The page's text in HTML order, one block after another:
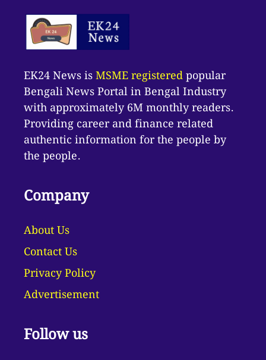
EK24 News isMSME registeredpopular
Bengali News Portal in Bengal Industry
with approximately 6M monthly readers.
Providing career and finance related
authentic information for the people by
the people.
Company
About Us
Contact Us
Privacy Policy
Advertisement
Follow us